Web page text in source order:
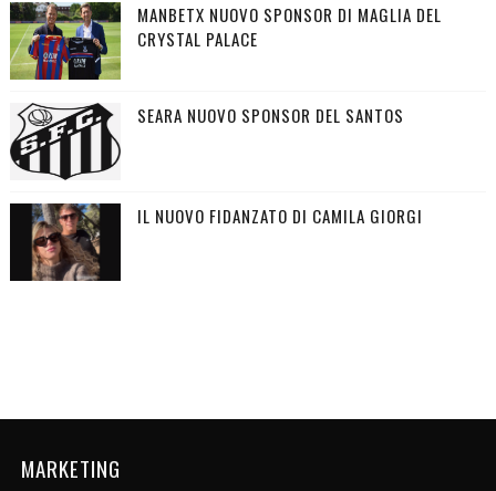
MANBETX NUOVO SPONSOR DI MAGLIA DEL
CRYSTAL PALACE
SEARA NUOVO SPONSOR DEL SANTOS
IL NUOVO FIDANZATO DI CAMILA GIORGI
MARKETING